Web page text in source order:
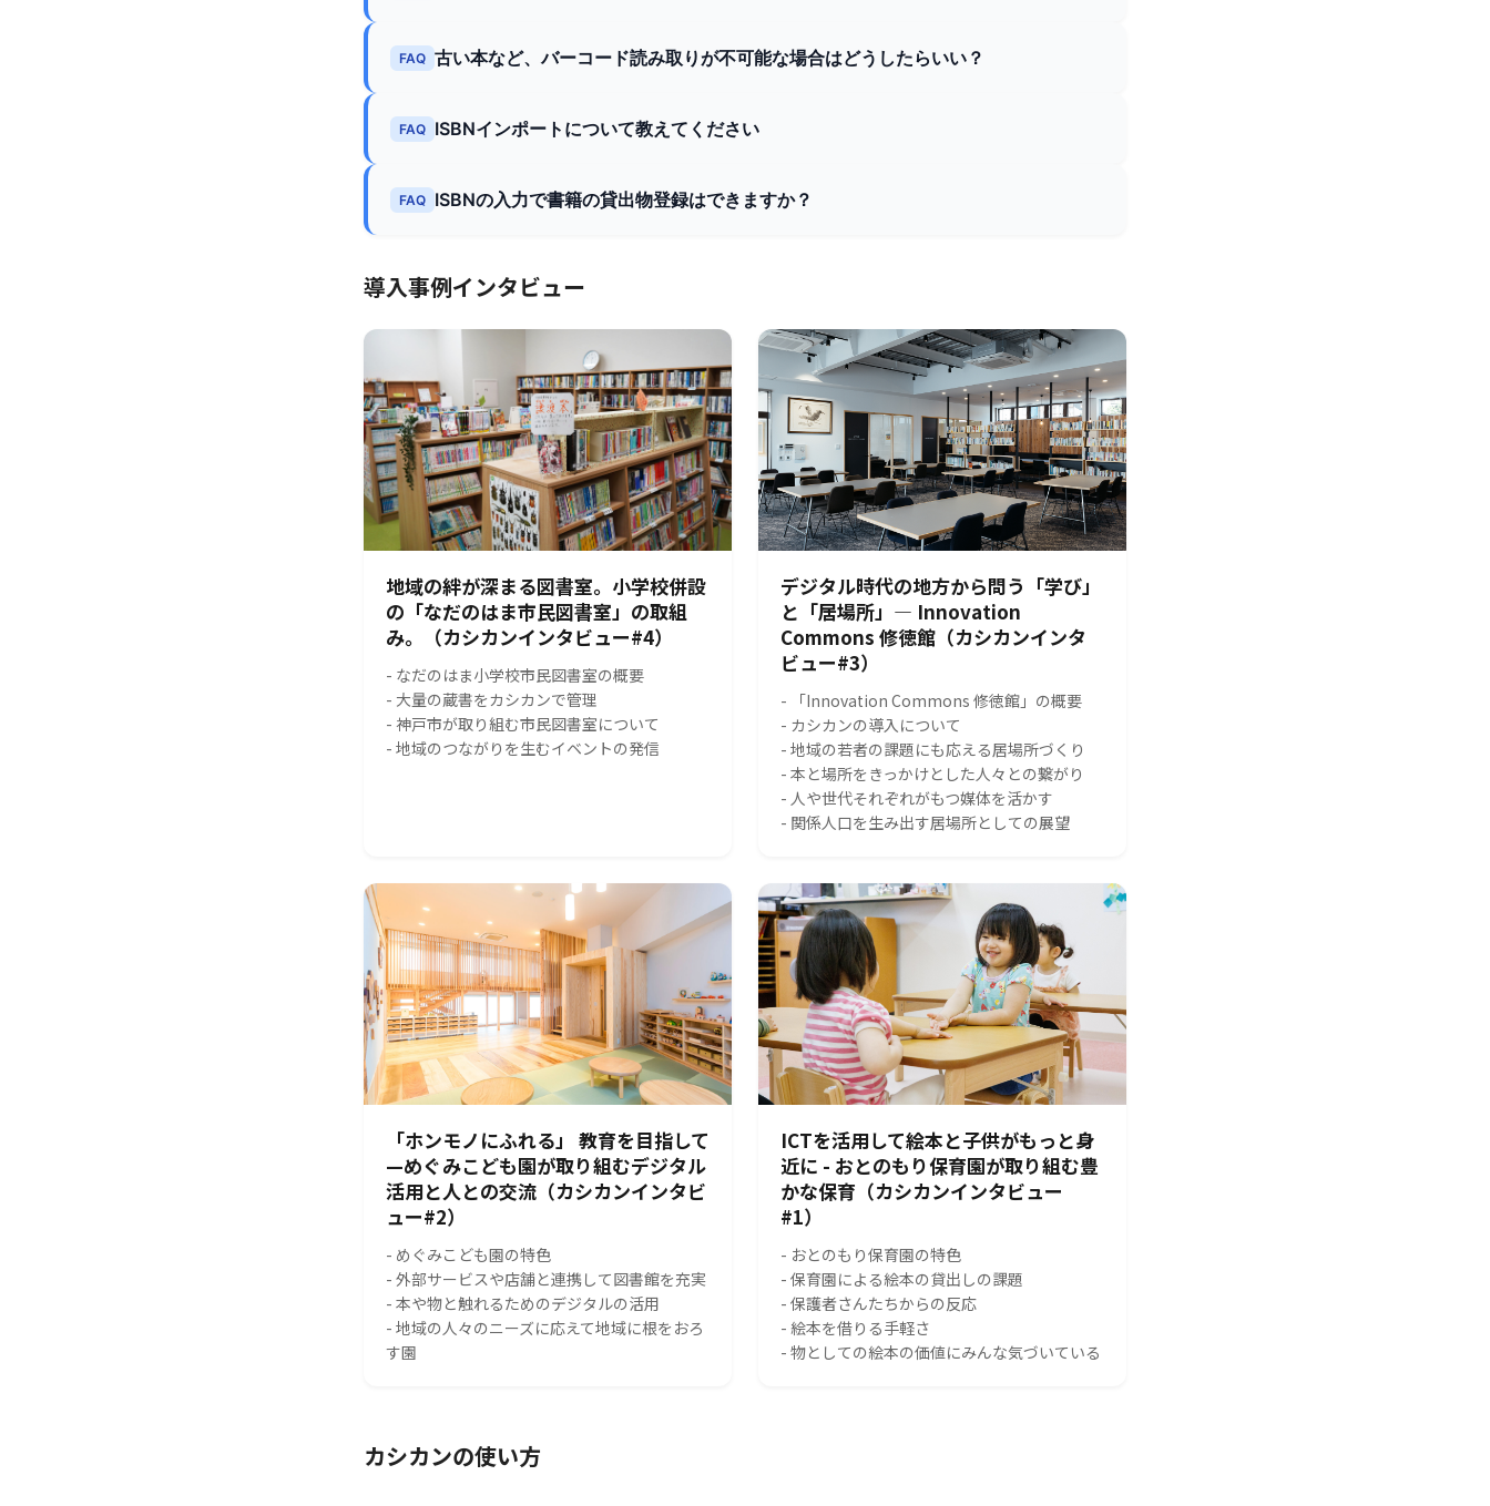
FAQ 古い本など、バーコード読み取りが不可能な場合はどうしたらいい？
FAQ ISBNインポートについて教えてください
FAQ ISBNの入力で書籍の貸出物登録はできますか？
導入事例インタビュー
地域の絆が深まる図書室。小学校併設
の「なだのはま市民図書室」の取組
み。（カシカンインタビュー#4）
- なだのはま小学校市民図書室の概要
- 大量の蔵書をカシカンで管理
- 神戸市が取り組む市民図書室について
- 地域のつながりを生むイベントの発信
デジタル時代の地方から問う「学び」
と「居場所」― Innovation
Commons 修徳館（カシカンインタ
ビュー#3）
- 「Innovation Commons 修徳館」の概要
- カシカンの導入について
- 地域の若者の課題にも応える居場所づくり
- 本と場所をきっかけとした人々との繋がり
- 人や世代それぞれがもつ媒体を活かす
- 関係人口を生み出す居場所としての展望
「ホンモノにふれる」 教育を目指して
—めぐみこども園が取り組むデジタル
活用と人との交流（カシカンインタビ
ュー#2）
- めぐみこども園の特色
- 外部サービスや店舗と連携して図書館を充実
- 本や物と触れるためのデジタルの活用
- 地域の人々のニーズに応えて地域に根をおろ
す園
ICTを活用して絵本と子供がもっと身
近に - おとのもり保育園が取り組む豊
かな保育（カシカンインタビュー
#1）
- おとのもり保育園の特色
- 保育園による絵本の貸出しの課題
- 保護者さんたちからの反応
- 絵本を借りる手軽さ
- 物としての絵本の価値にみんな気づいている
カシカンの使い方